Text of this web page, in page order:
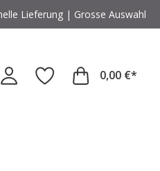
Lieferung | Grosse Auswahl
0,00 €*